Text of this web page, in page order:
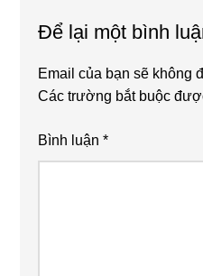
Để lại một bình
Email của bạn sẽ không
Các trường bắt buộc
Bình luận*